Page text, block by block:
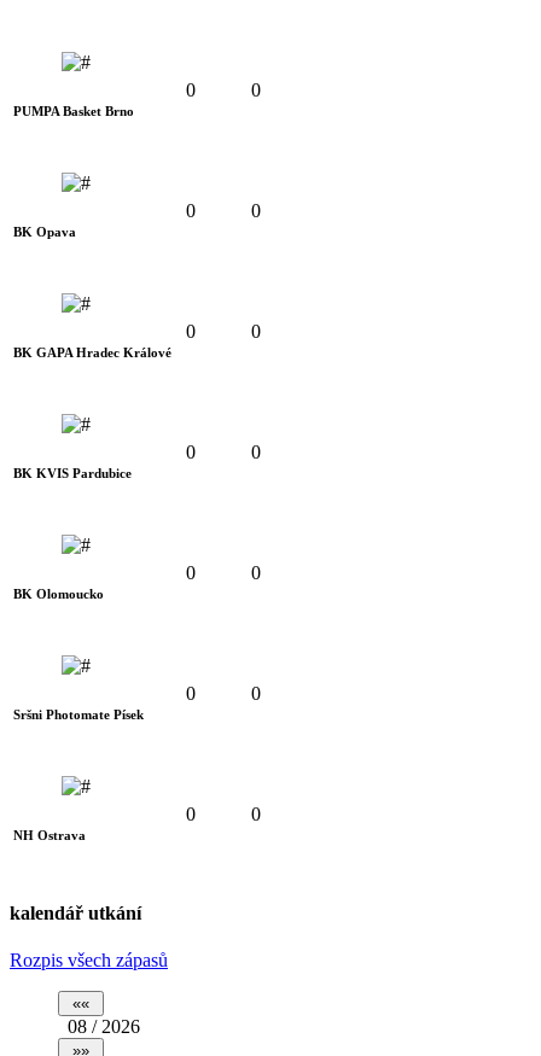
PUMPA Basket Brno
0 0
BK Opava
0 0
BK GAPA Hradec Králové
0 0
BK KVIS Pardubice
0 0
BK Olomoucko
0 0
Sršni Photomate Písek
0 0
NH Ostrava
0 0
kalendář utkání
Rozpis všech zápasů
08 / 2026